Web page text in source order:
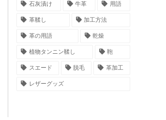
石灰漬け 牛革 用語
革鞣し 加工方法
革の用語 乾燥
植物タンニン鞣し 鞄
スエード 脱毛 革加工
レザーグッズ